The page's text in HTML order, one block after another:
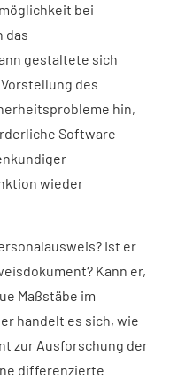
bei
das
gestaltete sich
des
hin,
Software -
wieder
Ist er
Kann er,
Maßstäbe im
handelt es sich, wie
zur Ausforschung der
differenzierte